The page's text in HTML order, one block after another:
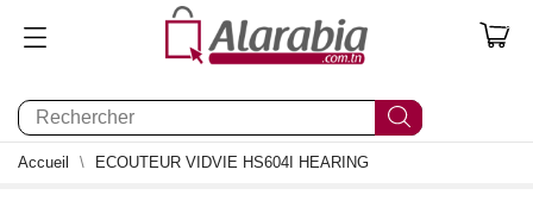
0
Accueil ECOUTEUR VIDVIE HS604I HEARING